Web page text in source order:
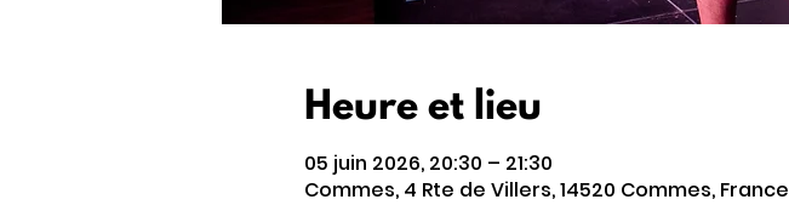
Heure et lieu
05 juin 2026, 20:30 – 21:30
Commes, 4 Rte de Villers, 14520 Commes, France